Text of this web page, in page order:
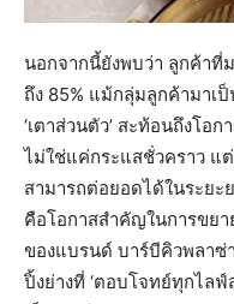
นอกจากนี้ยังพบว่า ลูกค้าที่
ถึง 85% แม้กลุ่มลูกค้ามาเ
‘เตาส่วนตัว’ สะท้อนถึงโอ
ไม่ใช่แค่กระแสชั่วคราว แ
สามารถต่อยอดได้ในระยะ
คือโอกาสสำคัญในการขย
ของแบรนด์ บาร์บีคิวพลาซ่
ปิ้งย่างที่ ‘ตอบโจทย์ทุกไล